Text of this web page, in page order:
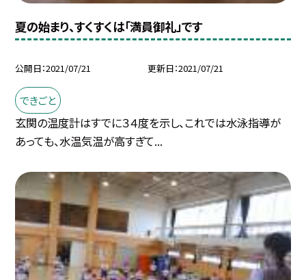
夏の始まり、すくすくは「満員御礼」です
公開日 2021/07/21 更新日 2021/07/21
できごと
玄関の温度計はすでに３４度を示し、これでは水泳指導が
あっても、水温気温が高すぎて...